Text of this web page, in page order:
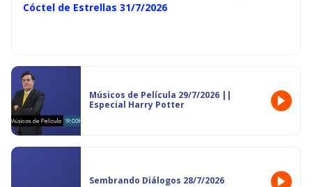
Cóctel de Estrellas 31/7/2026
Músicos de Película 29/7/2026 ||
Especial Harry Potter
Sembrando Diálogos 28/7/2026